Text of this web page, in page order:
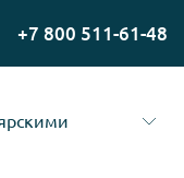
+7 800 511-61-48